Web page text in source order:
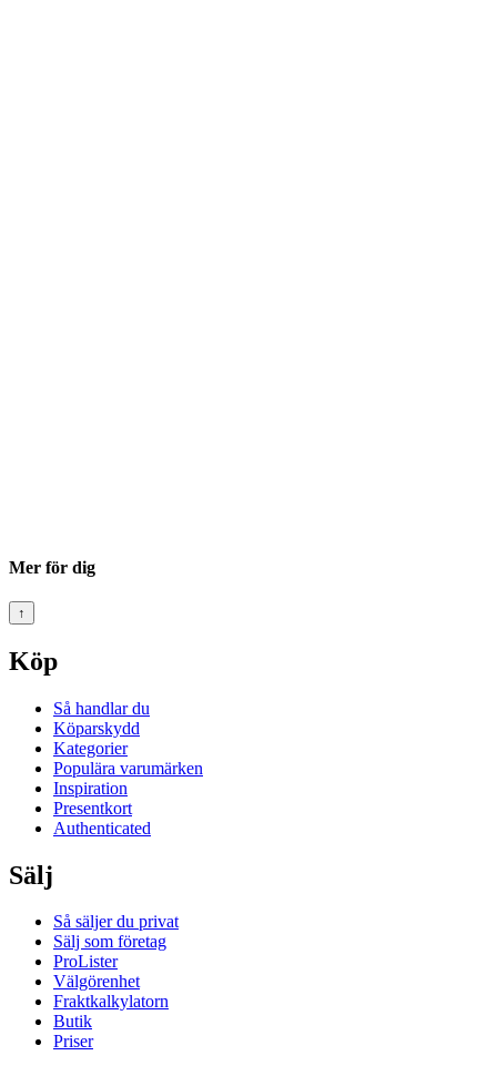
Mer för dig
↑
Köp
Så handlar du
Köparskydd
Kategorier
Populära varumärken
Inspiration
Presentkort
Authenticated
Sälj
Så säljer du privat
Sälj som företag
ProLister
Välgörenhet
Fraktkalkylatorn
Butik
Priser